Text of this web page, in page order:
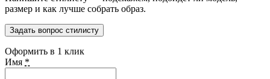
размер и как лучше собрать образ.
Задать вопрос стилисту
Оформить в 1 клик
Имя *